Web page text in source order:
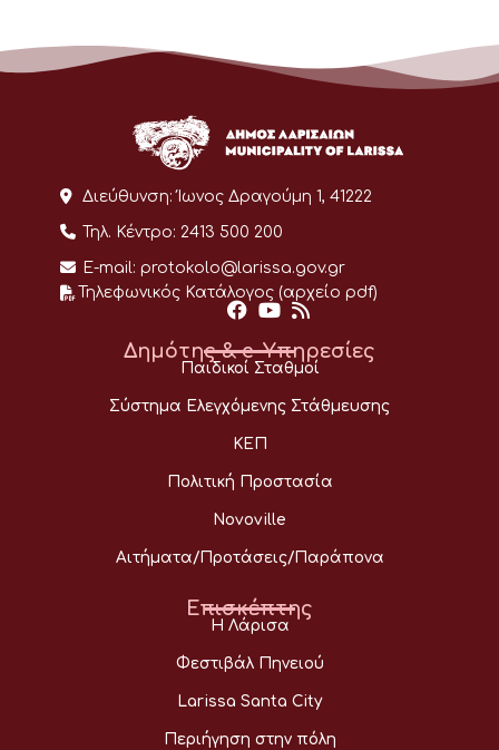
Διεύθυνση: Ίωνος Δραγούμη 1, 41222
Τηλ. Κέντρο: 2413 500 200
E-mail: protokolo@larissa.gov.gr
Τηλεφωνικός Κατάλογος (αρχείο pdf)
Δημότης & e-Υπηρεσίες
Παιδικοί Σταθμοί
Σύστημα Ελεγχόμενης Στάθμευσης
ΚΕΠ
Πολιτική Προστασία
Novoville
Αιτήματα/Προτάσεις/Παράπονα
Επισκέπτης
Η Λάρισα
Φεστιβάλ Πηνειού
Larissa Santa City
Περιήγηση στην πόλη